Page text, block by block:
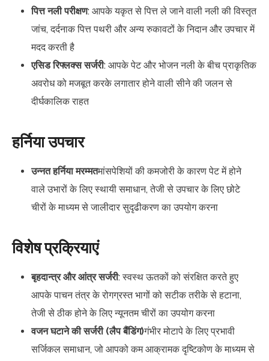
पित्त नली परीक्षण: आपके यकृत से पित्त ले जाने वाली नली की विस्तृत
जांच, दर्दनाक पित्त पथरी और अन्य रुकावटों के निदान और उपचार में
मदद करती है
एसिड रिफ्लक्स सर्जरी: आपके पेट और भोजन नली के बीच प्राकृतिक
अवरोध को मजबूत करके लगातार होने वाली सीने की जलन से
दीर्घकालिक राहत
हर्निया उपचार
उन्नत हर्निया मरम्मतमांसपेशियों की कमजोरी के कारण पेट में होने
वाले उभारों के लिए स्थायी समाधान, तेजी से उपचार के लिए छोटे
चीरों के माध्यम से जालीदार सुदृढीकरण का उपयोग करना
विशेष प्रक्रियाएं
बृहदान्त्र और आंत्र सर्जरी: स्वस्थ ऊतकों को संरक्षित करते हुए
आपके पाचन तंत्र के रोगग्रस्त भागों को सटीक तरीके से हटाना,
तेजी से ठीक होने के लिए न्यूनतम चीरों का उपयोग करना
वजन घटाने की सर्जरी (लैप बैंडिंग)गंभीर मोटापे के लिए प्रभावी
सर्जिकल समाधान, जो आपको कम आक्रामक दृष्टिकोण के माध्यम से